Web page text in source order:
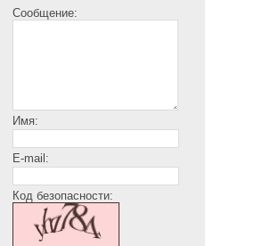
Сообщение:
Имя:
E-mail:
Код безопасности: